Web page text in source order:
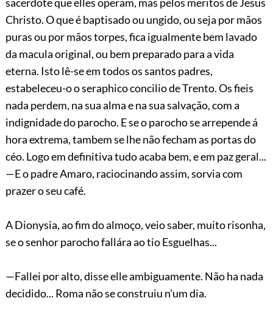
Christo. O que é baptisado ou ungido, ou seja por mãos
puras ou por mãos torpes, fica igualmente bem lavado
da macula original, ou bem preparado para a vida
eterna. Isto lê-se em todos os santos padres,
estabeleceu-o o seraphico concilio de Trento. Os fieis
nada perdem, na sua alma e na sua salvação, com a
indignidade do parocho. E se o parocho se arrepende á
hora extrema, tambem se lhe não fecham as portas do
céo. Logo em definitiva tudo acaba bem, e em paz geral...
—E o padre Amaro, raciocinando assim, sorvia com
prazer o seu café.
A Dionysia, ao fim do almoço, veio saber, muito risonha,
se o senhor parocho fallára ao tio Esguelhas...
—Fallei por alto, disse elle ambiguamente. Nãoha nada
decidido... Roma não se construiu n'um dia.